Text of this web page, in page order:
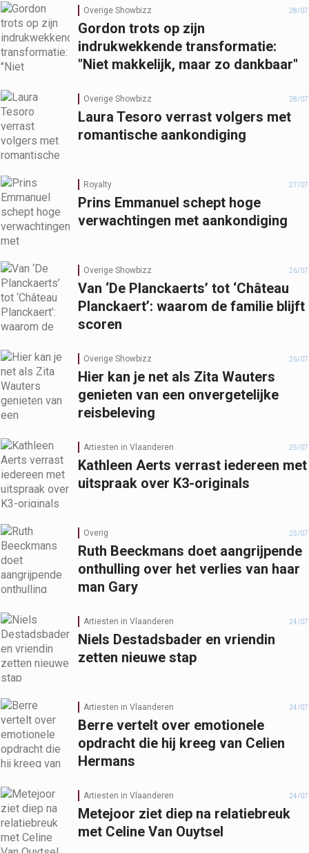
Overige Showbizz 28/07
Gordon trots op zijn
indrukwekkende transformatie:
"Niet makkelijk, maar zo dankbaar"
Overige Showbizz 28/07
Laura Tesoro verrast volgers met
romantische aankondiging
Royalty 27/07
Prins Emmanuel schept hoge
verwachtingen met aankondiging
Overige Showbizz 26/07
Van ‘De Planckaerts’ tot ‘Château
Planckaert’: waarom de familie blijft
scoren
Overige Showbizz 26/07
Hier kan je net als Zita Wauters
genieten van een onvergetelijke
reisbeleving
Artiesten in Vlaanderen 25/07
Kathleen Aerts verrast iedereen met
uitspraak over K3-originals
Overig 25/07
Ruth Beeckmans doet aangrijpende
onthulling over het verlies van haar
man Gary
Artiesten in Vlaanderen 24/07
Niels Destadsbader en vriendin
zetten nieuwe stap
Artiesten in Vlaanderen 24/07
Berre vertelt over emotionele
opdracht die hij kreeg van Celien
Hermans
Artiesten in Vlaanderen 24/07
Metejoor ziet diep na relatiebreuk
met Celine Van Ouytsel